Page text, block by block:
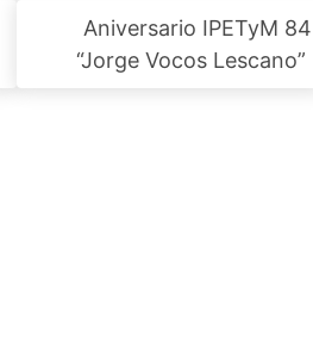
Aniversario IPETyM 84
“Jorge Vocos Lescano”